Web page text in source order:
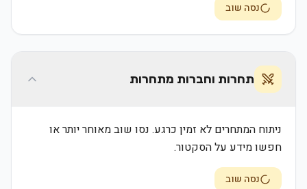
נסה שוב
תחרות וחברות מתחרות
ניתוח המתחרים לא זמין כרגע. נסו שוב מאוחר יותר או
חפשו מידע על הסקטור.
נסה שוב